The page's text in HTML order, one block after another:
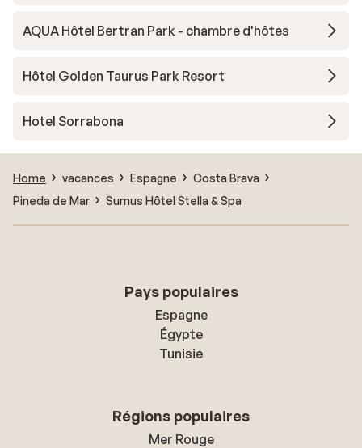
AQUA Hôtel Bertran Park - chambre d'hôtes
Hôtel Golden Taurus Park Resort
Hotel Sorrabona
Home vacances Espagne
Costa Brava
Pineda de Mar
Sumus Hôtel Stella & Spa
Pays populaires
Espagne
Égypte
Tunisie
Régions populaires
Mer Rouge